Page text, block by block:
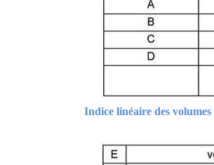
Indice linéaire des volumes